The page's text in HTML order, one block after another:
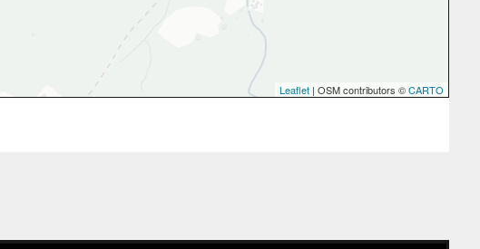
Leaflet | OSM contributors ©CARTO